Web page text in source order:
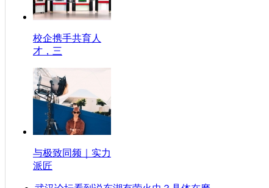
校企携手共育人
才，三
与极致同频｜实力
派匠